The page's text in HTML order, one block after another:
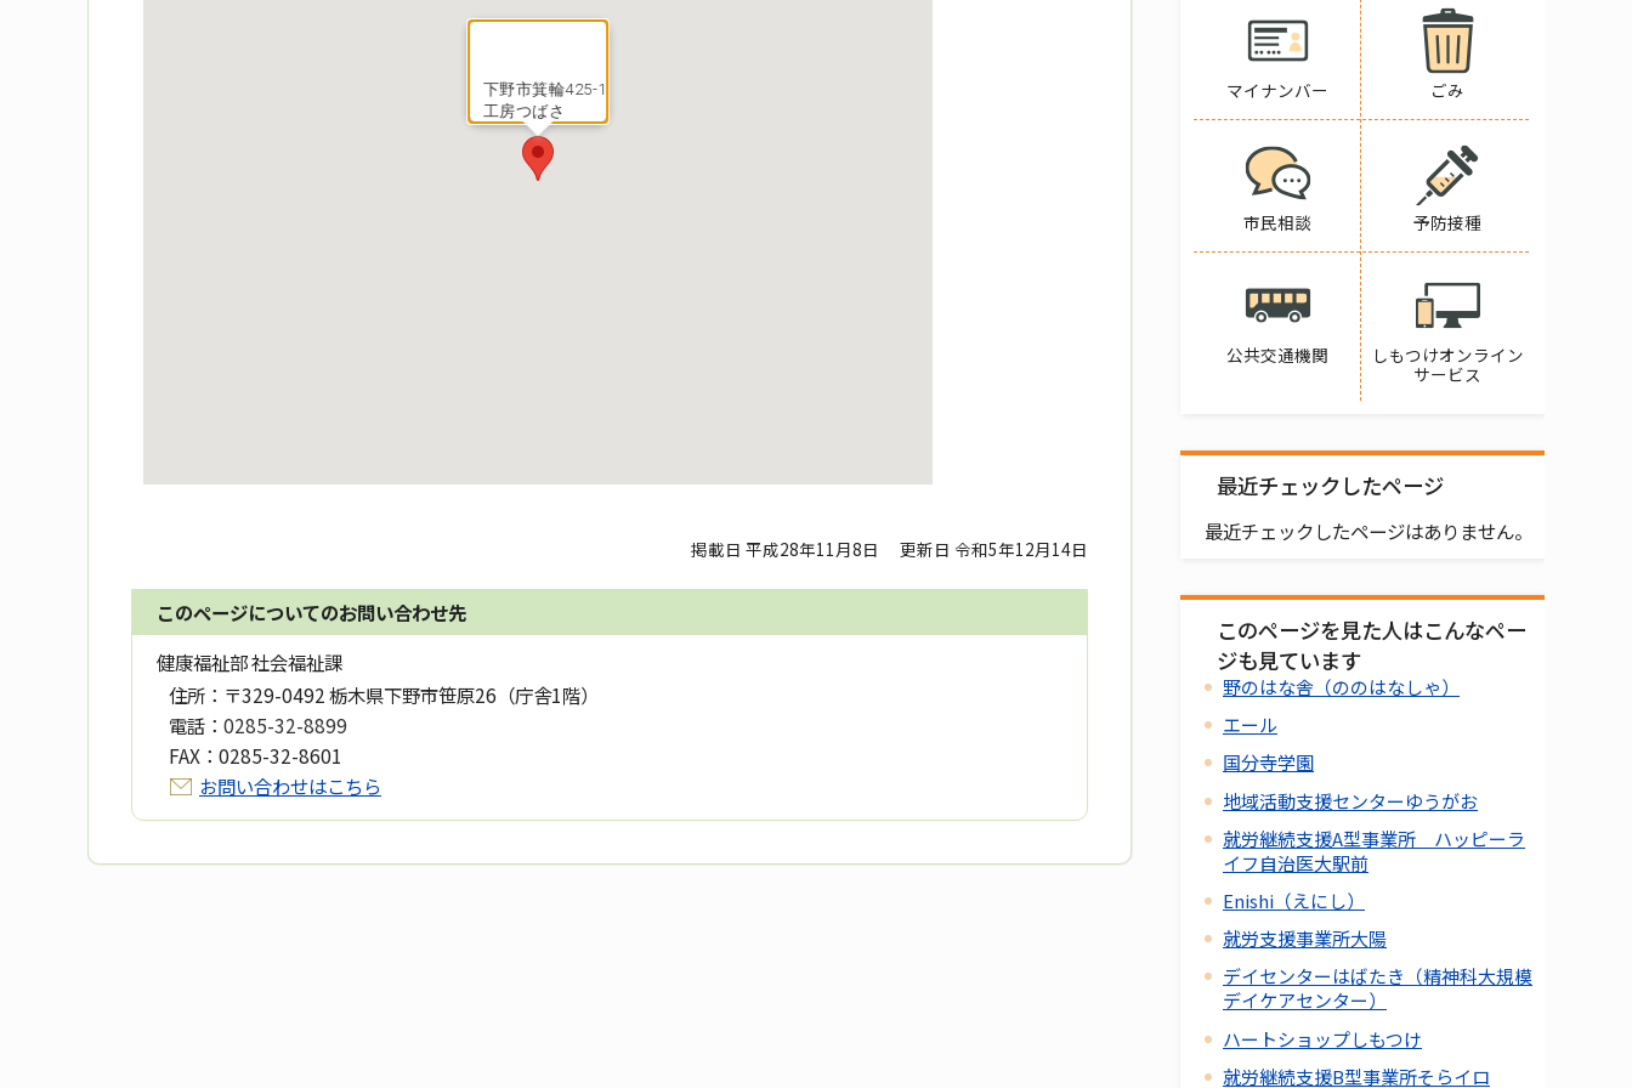
下野市箕輪425-1
工房つばさ
掲載日 平成28年11月8日 更新日 令和5年12月14日
このページについてのお問い合わせ先
健康福祉部 社会福祉課
住所： 〒329-0492 栃木県下野市笹原26（庁舎1階）
電話： 0285-32-8899
FAX： 0285-32-8601
お問い合わせはこちら
マイナンバー ごみ
市民相談 予防接種
公共交通機関
しもつけオンライン
サービス
最近チェックしたページ
最近チェックしたページはありません。
このページを見た人はこんなペー
ジも見ています
野のはな舎（ののはなしゃ）
エール
国分寺学園
地域活動支援センターゆうがお
就労継続支援A型事業所 ハッピーラ
イフ自治医大駅前
Enishi（えにし）
就労支援事業所大陽
デイセンターはばたき（精神科大規模
デイケアセンター）
ハートショップしもつけ
就労継続支援B型事業所そらイロ